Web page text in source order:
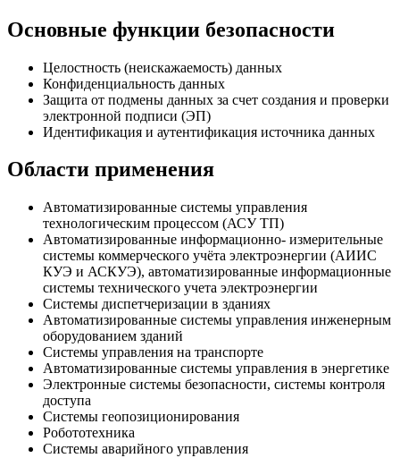
Основные функции безопасности
Целостность (неискажаемость) данных
Конфиденциальность данных
Защита от подмены данных за счет создания и проверки
электронной подписи (ЭП)
Идентификация и аутентификация источника данных
Области применения
Автоматизированные системы управления
технологическим процессом (АСУ ТП)
Автоматизированные информационно- измерительные
системы коммерческого учёта электроэнергии (АИИС
КУЭ и АСКУЭ), автоматизированные информационные
системы технического учета электроэнергии
Системы диспетчеризации в зданиях
Автоматизированные системы управления инженерным
оборудованием зданий
Системы управления на транспорте
Автоматизированные системы управления в энергетике
Электронные системы безопасности, системы контроля
доступа
Системы геопозиционирования
Робототехника
Системы аварийного управления